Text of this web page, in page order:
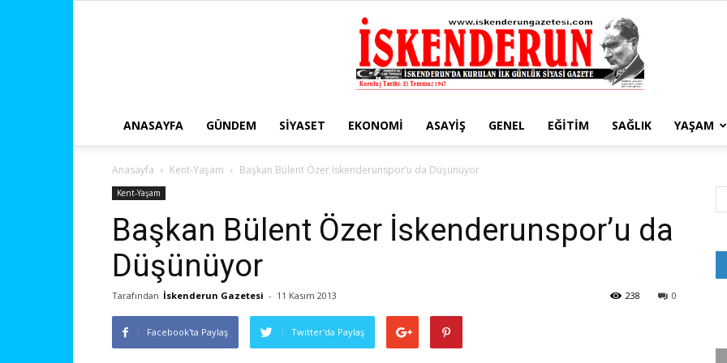
ANASAYFA GÜNDEM SIYASET EKONOMI ASAYIŞ GENEL EĞITIM SAĞLIK YAŞAM
Anasayfa Kent-Yaşam Başkan Bülent Özer İskenderunspor’u da Düşünüyor
Kent-Yaşam
Başkan Bülent Özer İskenderunspor’u da
Düşünüyor
Tarafından İskenderun Gazetesi - 11 Kasım 2013 0
238
Facebook'ta Paylaş Twitter'da Paylaş